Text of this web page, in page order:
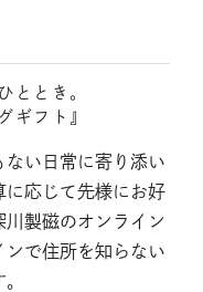
ととき。
ギフト』
い日常に寄り添い
に応じて先様にお好
川製磁のオンライン
ンで住所を知らない